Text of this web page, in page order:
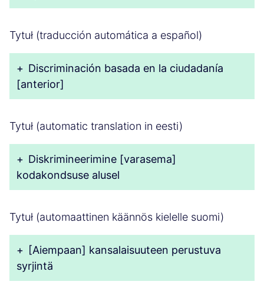
Tytuł (traducción automática a español)
+ Discriminación basada en la ciudadanía
[anterior]
Tytuł (automatic translation in eesti)
+ Diskrimineerimine [varasema]
kodakondsuse alusel
Tytuł (automaattinen käännös kielelle suomi)
+ [Aiempaan] kansalaisuuteen perustuva
syrjintä